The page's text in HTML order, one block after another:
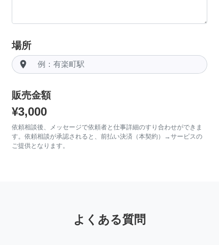
場所
room
販売金額
¥3,000
依頼相談後、メッセージで依頼者と仕事詳細のすり合わせができま
す。依頼相談が承認されると、前払い決済（本契約）→サービスの
ご提供となります。
よくある質問